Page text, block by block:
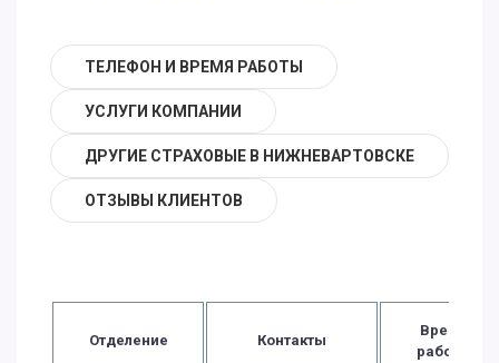
ТЕЛЕФОН И ВРЕМЯ РАБОТЫ
УСЛУГИ КОМПАНИИ
ДРУГИЕ СТРАХОВЫЕ В НИЖНЕВАРТОВСКЕ
ОТЗЫВЫ КЛИЕНТОВ
Отделение Контакты
Время
работы